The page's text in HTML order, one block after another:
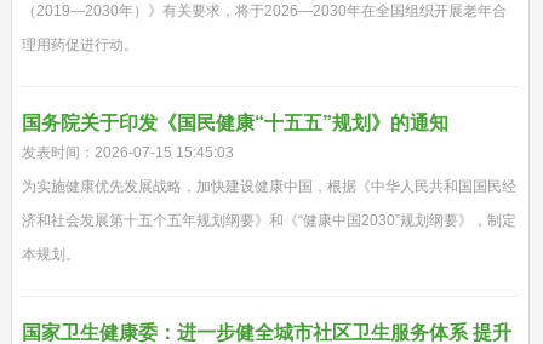
（2019—2030年）》有关要求，将于2026—2030年在全国组织开展老年合
理用药促进行动。
国务院关于印发《国民健康“十五五”规划》的通知
发表时间：2026-07-15 15:45:03
为实施健康优先发展战略，加快建设健康中国，根据《中华人民共和国国民经
济和社会发展第十五个五年规划纲要》和《“健康中国2030”规划纲要》，制定
本规划。
国家卫生健康委：进一步健全城市社区卫生服务体系 提升